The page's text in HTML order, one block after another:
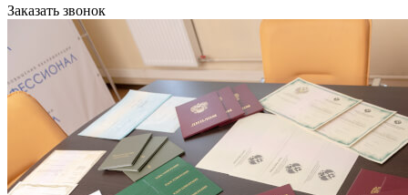
Заказать звонок